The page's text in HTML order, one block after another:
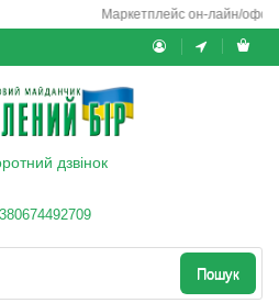
Маркетплейс он-лайн/офф-
дзвінок
Пошук